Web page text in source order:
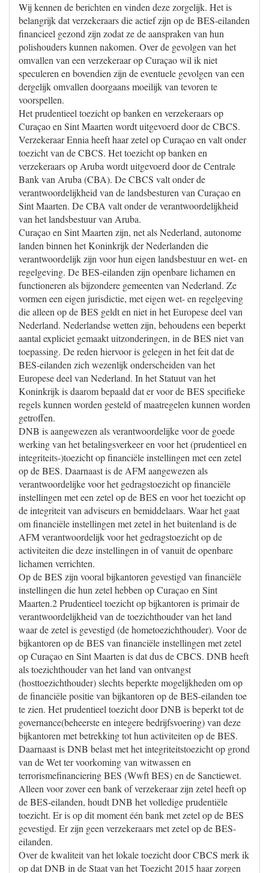
Wij kennen de berichten en vinden deze zorgelijk. Het is
belangrijk dat verzekeraars die actief zijn op de BES-eilanden
financieel gezond zijn zodat ze de aanspraken van hun
polishouders kunnen nakomen. Over de gevolgen van het
omvallen van een verzekeraar op Curaçao wil ik niet
speculeren en bovendien zijn de eventuele gevolgen van een
dergelijk omvallen doorgaans moeilijk van tevoren te
voorspellen.
Het prudentieel toezicht op banken en verzekeraars op
Curaçao en Sint Maarten wordt uitgevoerd door de CBCS.
Verzekeraar Ennia heeft haar zetel op Curaçao en valt onder
toezicht van de CBCS. Het toezicht op banken en
verzekeraars op Aruba wordt uitgevoerd door de Centrale
Bank van Aruba (CBA). De CBCS valt onder de
verantwoordelijkheid van de landsbesturen van Curaçao en
Sint Maarten. De CBA valt onder de verantwoordelijkheid
van het landsbestuur van Aruba.
Curaçao en Sint Maarten zijn, net als Nederland, autonome
landen binnen het Koninkrijk der Nederlanden die
verantwoordelijk zijn voor hun eigen landsbestuur en wet- en
regelgeving. De BES-eilanden zijn openbare lichamen en
functioneren als bijzondere gemeenten van Nederland. Ze
vormen een eigen jurisdictie, met eigen wet- en regelgeving
die alleen op de BES geldt en niet in het Europese deel van
Nederland. Nederlandse wetten zijn, behoudens een beperkt
aantal expliciet gemaakt uitzonderingen, in de BES niet van
toepassing. De reden hiervoor is gelegen in het feit dat de
BES-eilanden zich wezenlijk onderscheiden van het
Europese deel van Nederland. In het Statuut van het
Koninkrijk is daarom bepaald dat er voor de BES specifieke
regels kunnen worden gesteld of maatregelen kunnen worden
getroffen.
DNB is aangewezen als verantwoordelijke voor de goede
werking van het betalingsverkeer en voor het (prudentieel en
integriteits-)toezicht op financiële instellingen met een zetel
op de BES. Daarnaast is de AFM aangewezen als
verantwoordelijke voor het gedragstoezicht op financiële
instellingen met een zetel op de BES en voor het toezicht op
de integriteit van adviseurs en bemiddelaars. Waar het gaat
om financiële instellingen met zetel in het buitenland is de
AFM verantwoordelijk voor het gedragstoezicht op de
activiteiten die deze instellingen in of vanuit de openbare
lichamen verrichten.
Op de BES zijn vooral bijkantoren gevestigd van financiële
instellingen die hun zetel hebben op Curaçao en Sint
Maarten.2 Prudentieel toezicht op bijkantoren is primair de
verantwoordelijkheid van de toezichthouder van het land
waar de zetel is gevestigd (de hometoezichthouder). Voor de
bijkantoren op de BES van financiële instellingen met zetel
op Curaçao en Sint Maarten is dat dus de CBCS. DNB heeft
als toezichthouder van het land van ontvangst
(hosttoezichthouder) slechts beperkte mogelijkheden om op
de financiële positie van bijkantoren op de BES-eilanden toe
te zien. Het prudentieel toezicht door DNB is beperkt tot de
governance(beheerste en integere bedrijfsvoering) van deze
bijkantoren met betrekking tot hun activiteiten op de BES.
Daarnaast is DNB belast met het integriteitstoezicht op grond
van de Wet ter voorkoming van witwassen en
terrorismefinanciering BES (Wwft BES) en de Sanctiewet.
Alleen voor zover een bank of verzekeraar zijn zetel heeft op
de BES-eilanden, houdt DNB het volledige prudentiële
toezicht. Er is op dit moment één bank met zetel op de BES
gevestigd. Er zijn geen verzekeraars met zetel op de BES-
eilanden.
Over de kwaliteit van het lokale toezicht door CBCS merk ik
op dat DNB in de Staat van het Toezicht 2015 haar zorgen